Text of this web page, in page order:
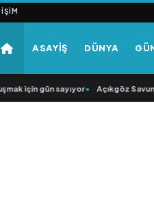
ASAYİŞ DÜNYA
için gün sayıyor• Açıkgöz Savunma